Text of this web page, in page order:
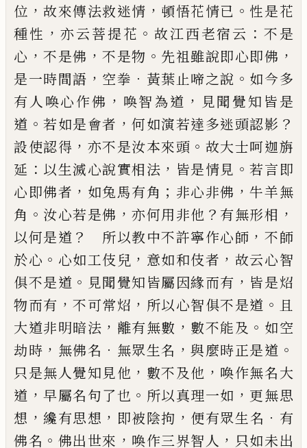
位 ，故來傳法救迷情 ， 頓悟花情已 。 性是花
種性 ，亦云菩提花 。故江西老宿云 ： 不是
心 ，不是佛 ，不是物 。 先祖雖說即心即佛 ，
是一時間語 ， 空拳 ． 黃葉止啼之說 。 如今多
有人喚心作佛 ， 喚智為道 ， 見聞覺知皆是
道 。若如是會者 ，何如演若達多迷頭認影 ？
設使認得 ， 亦不是汝本來頭 。 故大士呵迦旃
延 ： 以生滅心說實相法 ， 皆是情見 。若言即
心即佛者 ， 如兔馬有角 ； 非心非佛 ，牛羊無
角 。 汝心若是佛 ，亦何用非他 ？ 有無形相 ，
以何是道 ？ 所以教中不許寧作心師 ， 不師
於心 。 心如工伎 兒 ， 意如和伎者 ， 故云心智
俱不是道 。 見聞覺知皆屬因緣而有 ， 皆是炤
物而有 ，不可常炤 ， 所以心智俱不是道 。 且
大道非明暗法 ， 離有無數 ， 數不能及 。 如空
劫時 ， 無佛名 ． 無眾生名 ，與麼時正是道 。
只是無人覺知 見他 ， 數不及他 ， 喚作無名大
道 ，早屬名句了也 。 所以真理一如 ， 更無思
想 ， 纔有思想 ， 即被陰拘 ， 便有眾生名 ． 有
佛名 。 佛出世來 ， 喚作三界智人 ， 只如未出